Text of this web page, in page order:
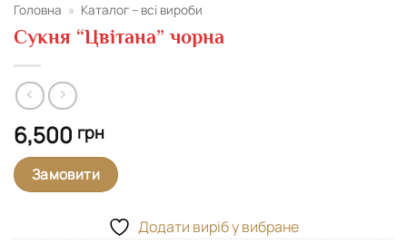
Головна » Каталог – всі вироби
Сукня “Цвітана” чорна
6,500 грн
Замовити
Додати виріб у вибране